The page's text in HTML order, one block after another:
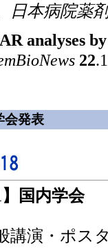
日本病院薬
analyses
22
会発表
】国内学会
講演・ポス